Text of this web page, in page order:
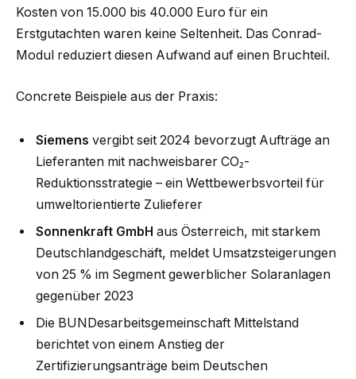
Kosten von 15.000 bis 40.000 Euro für ein
Erstgutachten waren keine Seltenheit. Das Conrad-
Modul reduziert diesen Aufwand auf einen Bruchteil.
Concrete Beispiele aus der Praxis:
Siemens vergibt seit 2024 bevorzugt Aufträge an
Lieferanten mit nachweisbarer CO₂-
Reduktionsstrategie – ein Wettbewerbsvorteil für
umweltorientierte Zulieferer
Sonnenkraft GmbH aus Österreich, mit starkem
Deutschlandgeschäft, meldet Umsatzsteigerungen
von 25 % im Segment gewerblicher Solaranlagen
gegenüber 2023
Die BUNDesarbeitsgemeinschaft Mittelstand
berichtet von einem Anstieg der
Zertifizierungsanträge beim Deutschen